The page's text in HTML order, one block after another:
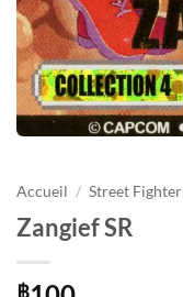
Accueil / Street Fighter
Zangief SR
฿